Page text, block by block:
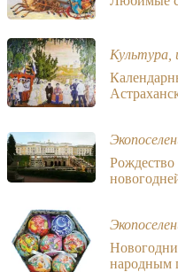
Культура,
Рождество
народным